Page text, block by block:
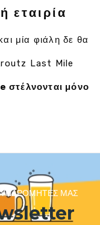
εταιρία
μία φιάλη δε θα
Last Mile
μόνο
ΜΑΣ